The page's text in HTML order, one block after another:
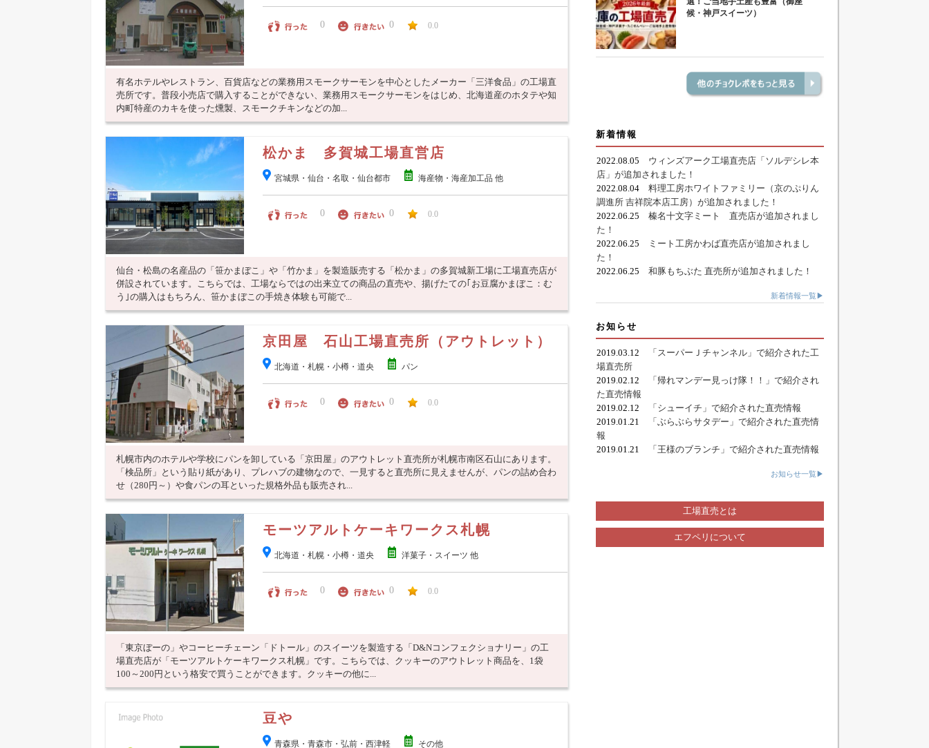
0 0 0.0
有名ホテルやレストラン、百貨店などの業務用スモークサーモンを中心としたメーカー「三洋食品」の工場直
売所です。普段小売店で購入することができない、業務用スモークサーモンをはじめ、北海道産のホタテや知
内町特産のカキを使った燻製、スモークチキンなどの加...
松かま 多賀城工場直営店
宮城県・仙台・名取・仙台都市 海産物・海産加工品 他
0 0 0.0
仙台・松島の名産品の「笹かまぼこ」や「竹かま」を製造販売する「松かま」の多賀城新工場に工場直売店が
併設されています。こちらでは、工場ならではの出来立ての商品の直売や、揚げたての｢お豆腐かまぼこ：む
う｣の購入はもちろん、笹かまぼこの手焼き体験も可能で...
京田屋 石山工場直売所（アウトレット）
北海道・札幌・小樽・道央 パン
0 0 0.0
札幌市内のホテルや学校にパンを卸している「京田屋」のアウトレット直売所が札幌市南区石山にあります。
「検品所」という貼り紙があり、プレハブの建物なので、一見すると直売所に見えませんが、パンの詰め合わ
せ（280円～）や食パンの耳といった規格外品も販売され...
モーツアルトケーキワークス札幌
北海道・札幌・小樽・道央 洋菓子・スイーツ 他
0 0 0.0
「東京ぼーの」やコーヒーチェーン「ドトール」のスイーツを製造する「D&Nコンフェクショナリー」の工
場直売店が「モーツアルトケーキワークス札幌」です。こちらでは、クッキーのアウトレット商品を、1袋
100～200円という格安で買うことができます。クッキーの他に...
豆や
青森県・青森市・弘前・西津軽 その他
候・神戸スイーツ）
新着情報
2022.08.05 ウィンズアーク工場直売店「ソルデシレ本
店」が追加されました！
2022.08.04 料理工房ホワイトファミリー（京のぷりん
調進所 吉祥院本店工房）が追加されました！
2022.06.25 榛名十文字ミート 直売店が追加されまし
た！
2022.06.25
ミート工房かわば直売店が追加されまし
た！
2022.06.25 和豚もちぶた 直売所が追加されました！
新着情報一覧▶
お知らせ
2019.03.12
「スーパーＪチャンネル」で紹介された工
場直売所
2019.02.12
「帰れマンデー見っけ隊！！」で紹介され
た直売情報
2019.02.12
「シューイチ」で紹介された直売情報
2019.01.21
「ぶらぶらサタデー」で紹介された直売情
報
2019.01.21
「王様のブランチ」で紹介された直売情報
お知らせ一覧▶
工場直売とは
エフペリについて